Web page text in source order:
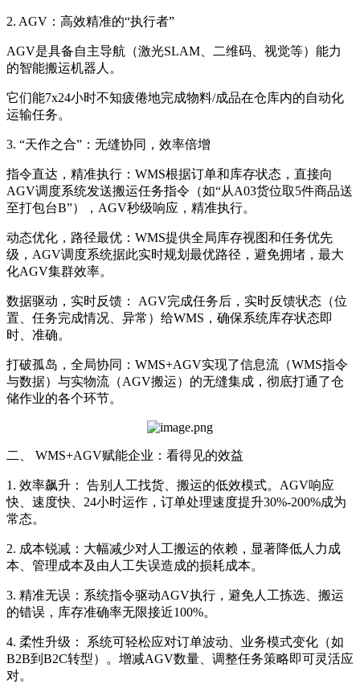
2. AGV：高效精准的“执行者”
AGV是具备自主导航（激光SLAM、二维码、视觉等）能力
的智能搬运机器人。
它们能7x24小时不知疲倦地完成物料/成品在仓库内的自动化
运输任务。
3. “天作之合”：无缝协同，效率倍增
指令直达，精准执行：WMS根据订单和库存状态，直接向
AGV调度系统发送搬运任务指令（如“从A03货位取5件商品送
至打包台B”），AGV秒级响应，精准执行。
动态优化，路径最优：WMS提供全局库存视图和任务优先
级，AGV调度系统据此实时规划最优路径，避免拥堵，最大
化AGV集群效率。
数据驱动，实时反馈： AGV完成任务后，实时反馈状态（位
置、任务完成情况、异常）给WMS，确保系统库存状态即
时、准确。
打破孤岛，全局协同：WMS+AGV实现了信息流（WMS指令
与数据）与实物流（AGV搬运）的无缝集成，彻底打通了仓
储作业的各个环节。
二、 WMS+AGV赋能企业：看得见的效益
1. 效率飙升： 告别人工找货、搬运的低效模式。AGV响应
快、速度快、24小时运作，订单处理速度提升30%-200%成为
常态。
2. 成本锐减：大幅减少对人工搬运的依赖，显著降低人力成
本、管理成本及由人工失误造成的损耗成本。
3. 精准无误：系统指令驱动AGV执行，避免人工拣选、搬运
的错误，库存准确率无限接近100%。
4. 柔性升级： 系统可轻松应对订单波动、业务模式变化（如
B2B到B2C转型）。增减AGV数量、调整任务策略即可灵活应
对。